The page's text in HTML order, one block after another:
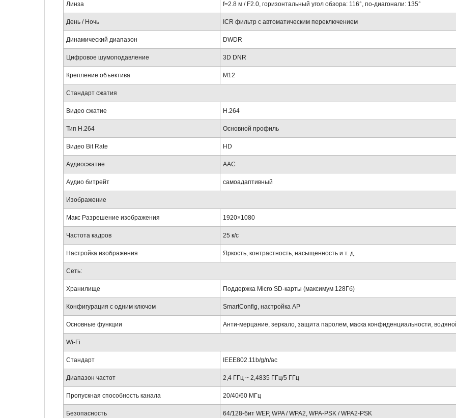
Линза f=2.8 м / F2.0, горизонтальный угол обзора: 116°, по-диагонали: 135°
День / Ночь ICR фильтр с автоматическим переключением
Динамический диапазон DWDR
Цифровое шумоподавление 3D DNR
Крепление объектива M12
Стандарт сжатия
Видео сжатие H.264
Тип H.264 Основной профиль
Видео Bit Rate HD
Аудиосжатие AAC
Аудио битрейт самоадаптивный
Изображение
Макс Разрешение изображения 1920×1080
Частота кадров 25 к/с
Настройка изображения Яркость, контрастность, насыщенность и т. д.
Сеть:
Хранилище Поддержка Micro SD-карты (максимум 128Гб)
Конфигурация с одним ключом SmartConfig, настройка AP
Основные функции Анти-мерцание, зеркало, защита паролем, маска конфиденциальности,
Wi-Fi
Стандарт IEEE802.11b/g/n/ac
Диапазон частот 2,4 ГГц ~ 2,4835 ГГц/5 ГГц
Пропускная способность канала 20/40/60 МГц
Безопасность 64/128-бит WEP, WPA / WPA2, WPA-PSK / WPA2-PSK